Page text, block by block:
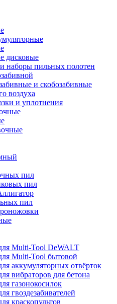
дисковые
наборы пильных полотен
и скобозабивные
воздуха
и уплотнения
пил
пил
пил
Multi-Tool DeWALT
Multi-Tool бытовой
аккумуляторных отвёрток
вибраторов для бетона
газонокосилок
гвоздезабивателей
краскопультов